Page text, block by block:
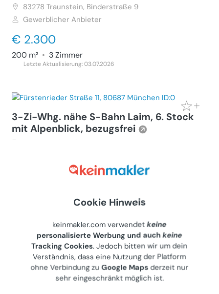
83278 Traunstein, Binderstraße 9
Gewerblicher Anbieter
€ 2.300
200 m² • 3 Zimmer
Letzte Aktualisierung: 03.07.2026
3-Zi-Whg. nähe S-Bahn Laim, 6. Stock
mit Alpenblick, bezugsfrei
Gewerblicher Anbieter
3 Zimmer
Modernisierte Doppelhaushälfte mit
Garage & 2 Stellplätzen
Cookie Hinweis
keinmakler.com verwendetkeine
personalisierte Werbung und auchkeine
Tracking Cookies. Jedoch bitten wir um dein
Verständnis, dass eine Nutzung der Platform
ohne Verbindung zuGoogle Maps derzeit nur
sehr eingeschränkt möglich ist.